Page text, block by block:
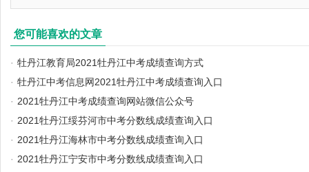
您可能喜欢的文章
· 牡丹江教育局2021牡丹江中考成绩查询方式
· 牡丹江中考信息网2021牡丹江中考成绩查询入口
· 2021牡丹江中考成绩查询网站微信公众号
· 2021牡丹江绥芬河市中考分数线成绩查询入口
· 2021牡丹江海林市中考分数线成绩查询入口
· 2021牡丹江宁安市中考分数线成绩查询入口